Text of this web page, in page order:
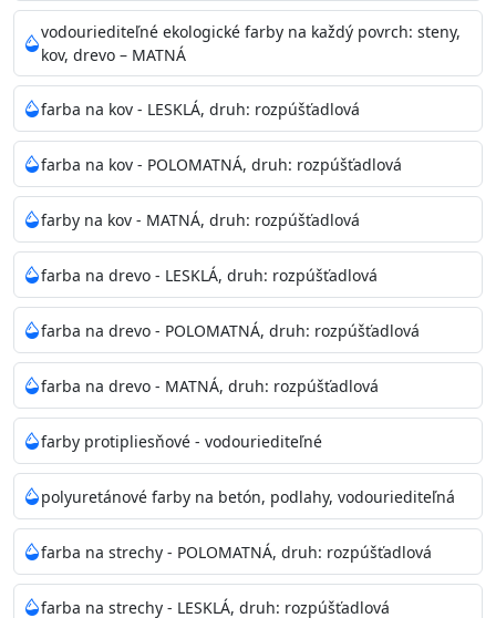
zachovaní priedušnosti vodných pár z natretých
povrchov. Má vynikajúcu kryciu schopnosť,
vysokú výdatnosť a výborný rozliv. Je možné ju tónovať v
bohatej škále odtieňov.
Odtieň: Biela + je možné tónovať podľa RAL, NCS,
Pantone
Informácie k aplikácií
Pred použitím farbu narieďte do 10% vodou podľa
spôsobu aplikácie. Dobre premiešajte a občas opakujte
aj počas náteru. Naneste jednu
vrstvu štetcom, valčekom alebo striekacou pištoľou
farba zasychá na dotyk po 30-60min./23°C po
dokonalom preschnutí minimálne 3-
4hod/23°C je možné aplikovať ďalšiu vrstvu náteru.
Doba schnutia je závislá na poveternostných
podmienkach s vyššou vlhkosťou a nižšou
teplotou sa doba schnutia predlžuje.
Neaplikujte pri teplote pod 5°C a nad teplotu 35°C alebo
vodouriediteľné ekologické farby na každý povrch: steny,
kov, drevo – MATNÁ
farba na kov - LESKLÁ, druh: rozpúšťadlová
farba na kov - POLOMATNÁ, druh: rozpúšťadlová
farby na kov - MATNÁ, druh: rozpúšťadlová
farba na drevo - LESKLÁ, druh: rozpúšťadlová
farba na drevo - POLOMATNÁ, druh: rozpúšťadlová
farba na drevo - MATNÁ, druh: rozpúšťadlová
farby protipliesňové - vodouriediteľné
polyuretánové farby na betón, podlahy, vodouriediteľná
farba na strechy - POLOMATNÁ, druh: rozpúšťadlová
farba na strechy - LESKLÁ, druh: rozpúšťadlová